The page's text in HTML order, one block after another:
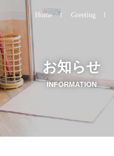
Home Greeting
お知らせ
INFORMATION